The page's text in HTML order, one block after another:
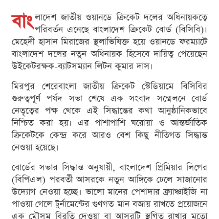
বাং লাদেশ জাতীয় ওয়ানডে ক্রিকেট দলের অধিনায়কত্বে
পরিবর্তন এনেছে বাংলাদেশ ক্রিকেট বোর্ড (বিসিবি)।
মেহেদী হাসান মিরাজের স্থলাভিষিক্ত হয়ে ওয়ানডে ফরম্যাটে
বাংলাদেশ দলের নতুন অধিনায়ক হিসেবে দায়িত্ব পেয়েছেন
উইকেটরক্ষক-ব্যাটসম্যান লিটন কুমার দাস।
মিরপুর শেরেবাংলা জাতীয় ক্রিকেট স্টেডিয়ামে বিসিবির
গুরুত্বপূর্ণ পর্ষদ সভা শেষে এক সংবাদ সম্মেলনে বোর্ড
নেতৃত্বের পক্ষ থেকে এই সিদ্ধান্তের কথা আনুষ্ঠানিকভাবে
নিশ্চিত করা হয়। এর পাশাপাশি ঘরোয়া ও আন্তর্জাতিক
ক্রিকেটকে কেন্দ্র করে আরও বেশ কিছু নীতিগত সিদ্ধান্ত
নেওয়া হয়েছে।
বোর্ডের সভার সিদ্ধান্ত অনুযায়ী, বাংলাদেশ প্রিমিয়ার লিগের
(বিপিএল) পরবর্তী আসরকে নতুন আঙ্গিকে ঢেলে সাজানোর
উদ্যোগ নেওয়া হচ্ছে। ভালো মানের পেশাদার ফ্র্যাঞ্চাইজি না
পাওয়া গেলে টুর্নামেন্টের গুণগত মান বজায় রাখতে প্রয়োজনে
এক মৌসুম বিরতি দেওয়া বা আসরটি স্থগিত রাখার মতো